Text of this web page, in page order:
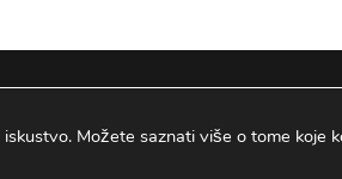
Možete saznati više o tome koje